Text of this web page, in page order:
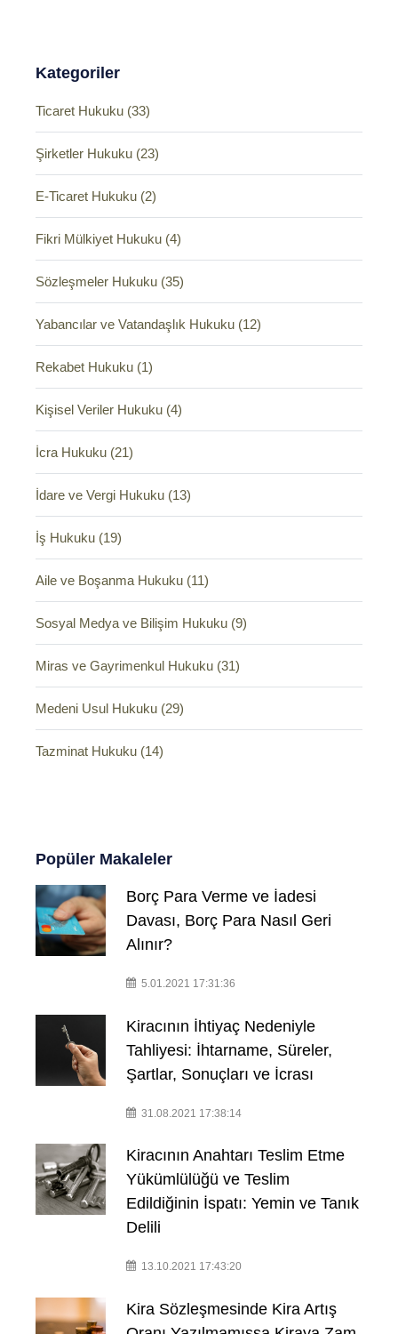
Kategoriler
Ticaret Hukuku (33)
Şirketler Hukuku (23)
E-Ticaret Hukuku (2)
Fikri Mülkiyet Hukuku (4)
Sözleşmeler Hukuku (35)
Yabancılar ve Vatandaşlık Hukuku (12)
Rekabet Hukuku (1)
Kişisel Veriler Hukuku (4)
İcra Hukuku (21)
İdare ve Vergi Hukuku (13)
İş Hukuku (19)
Aile ve Boşanma Hukuku (11)
Sosyal Medya ve Bilişim Hukuku (9)
Miras ve Gayrimenkul Hukuku (31)
Medeni Usul Hukuku (29)
Tazminat Hukuku (14)
Popüler Makaleler
Borç Para Verme ve İadesi
Davası, Borç Para Nasıl Geri
Alınır?
5.01.2021 17:31:36
Kiracının İhtiyaç Nedeniyle
Tahliyesi: İhtarname, Süreler,
Şartlar, Sonuçları ve İcrası
31.08.2021 17:38:14
Kiracının Anahtarı Teslim Etme
Yükümlülüğü ve Teslim
Edildiğinin İspatı: Yemin ve Tanık
Delili
13.10.2021 17:43:20
Kira Sözleşmesinde Kira Artış